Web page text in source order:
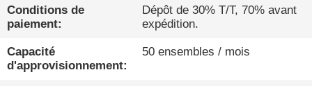
CONTACTEZ-
NOUS
Conditions de
paiement:
Dépôt de 30% T/T, 70% avant
expédition.
Capacité
d'approvisionnement:
50 ensembles / mois